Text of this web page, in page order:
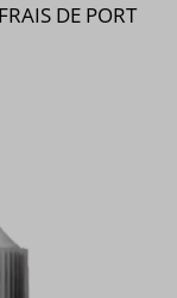
DE PORT